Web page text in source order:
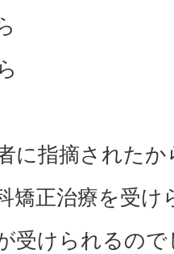
に指摘されたか
矯正治療を受け
受けられるの